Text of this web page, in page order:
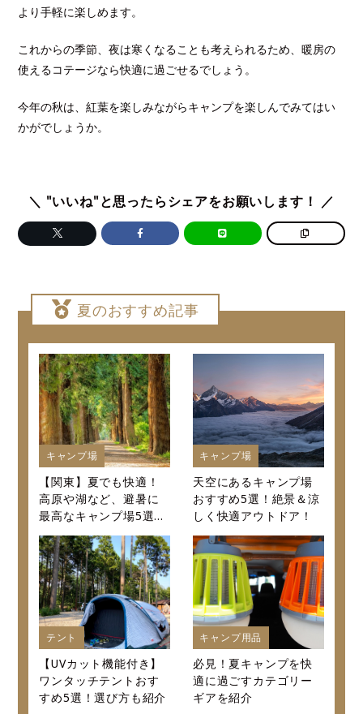
より手軽に楽しめます。
これからの季節、夜は寒くなることも考えられるため、暖房の
使えるコテージなら快適に過ごせるでしょう。
今年の秋は、紅葉を楽しみながらキャンプを楽しんでみてはい
かがでしょうか。
＼ "いいね"と思ったらシェアをお願いします！ ／
夏のおすすめ記事
キャンプ場
【関東】夏でも快適！
高原や湖など、避暑に
最高なキャンプ場5選～
口コミから値段まで徹
底紹介～
キャンプ場
天空にあるキャンプ場
おすすめ5選！絶景＆涼
しく快適アウトドア！
テント
【UVカット機能付き】
ワンタッチテントおす
すめ5選！選び方も紹介
キャンプ用品
必見！夏キャンプを快
適に過ごすカテゴリー
ギアを紹介